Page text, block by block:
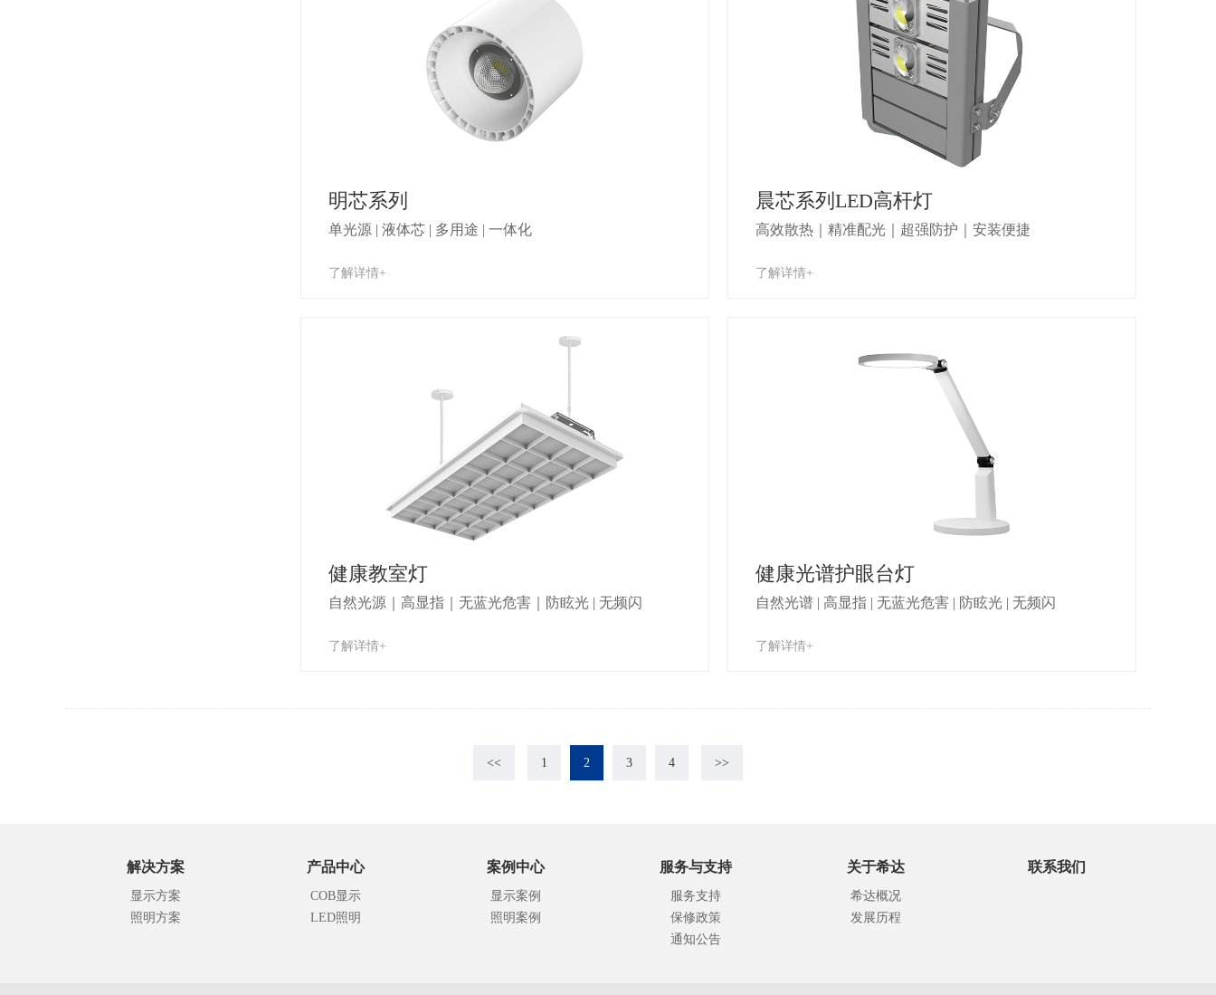
明芯系列
单光源 | 液体芯 | 多用途 | 一体化
了解详情+
晨芯系列LED高杆灯
高效散热｜精准配光｜超强防护｜安装便捷
了解详情+
健康教室灯
自然光源｜高显指｜无蓝光危害｜防眩光 | 无频闪
了解详情+
健康光谱护眼台灯
自然光谱 | 高显指 | 无蓝光危害 | 防眩光 | 无频闪
了解详情+
<< 1 2 3 4 >>
解决方案
显示方案
照明方案
产品中心
COB显示
LED照明
案例中心
显示案例
照明案例
服务与支持
服务支持
保修政策
通知公告
关于希达
希达概况
发展历程
联系我们